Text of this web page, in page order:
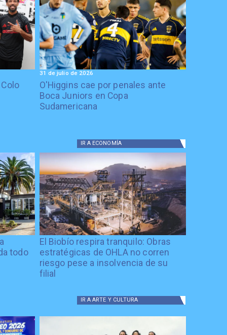
O'Higgins cae por penales ante
Boca Juniors en Copa
Sudamericana
31 de julio de 2026
IR A ECONOMÍA
todo
El Biobío respira tranquilo: Obras
estratégicas de OHLA no corren
riesgo pese a insolvencia de su
filial
IR A ARTE Y CULTURA